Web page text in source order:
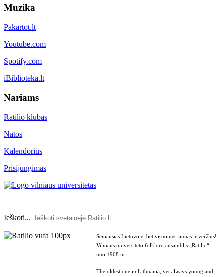
Muzika
Pakartot.lt
Youtube.com
Spotify.com
iBiblioteka.lt
Nariams
Ratilio klubas
Natos
Kalendorius
Prisijungimas
Ieškoti...
Seniausias Lietuvoje, bet visuomet jaunas ir veržlus!
Vilniaus universiteto folkloro ansamblis „Ratilio“ –
nuo 1968 m.
The oldest one in Lithuania, yet always young and